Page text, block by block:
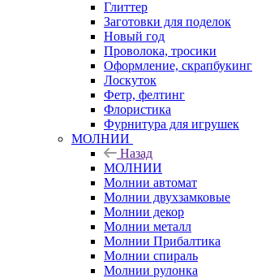
Глиттер
Заготовки для поделок
Новый год
Проволока, тросики
Оформление, скрапбукинг
Лоскуток
Фетр, фелтинг
Флористика
Фурнитура для игрушек
МОЛНИИ
Назад
МОЛНИИ
Молнии автомат
Молнии двухзамковые
Молнии декор
Молнии металл
Молнии Прибалтика
Молнии спираль
Молнии рулонка